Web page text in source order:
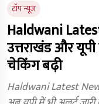
टॉप न्यूज
Haldwani
उत्तराखंड और यूपी
चेकिंग बढ़ी
Haldwani Latest